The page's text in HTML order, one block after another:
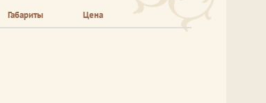
Габариты Цена